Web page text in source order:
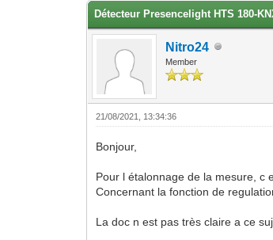
Détecteur Presencelight HTS 180-
Nitro24
Member
21/08/2021, 13:34:36
Bonjour,
Pour l étalonnage de la mesure, c
Concernant la fonction de
La doc n est pas très claire a ce